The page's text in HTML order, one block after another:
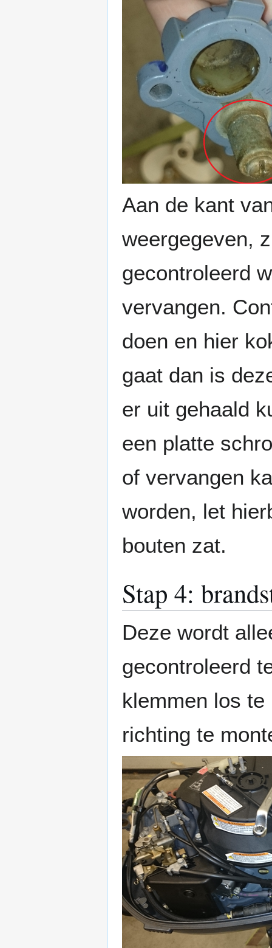
Aan de kant
weergegeven,
gecontroleerd
vervangen.
doen en hier
gaat dan is
er uit gehaald
een platte
of vervangen
worden, let
bouten zat.
Stap 4:
Deze wordt
gecontroleerd
klemmen los
richting te